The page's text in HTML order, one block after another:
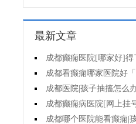
最新文章
成都癫痫医院[哪家好]得
病怎么治疗效果好?
成都看癫痫哪家医院好
度公布」孩子有癫痫家长要
么?
成都医院|孩子抽搐怎么
治疗癫痫呢
成都癫痫病医院[网上挂
怎样选择治疗方式?
成都哪个医院能看癫痫|